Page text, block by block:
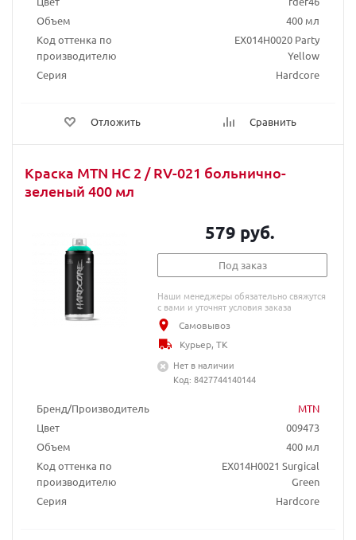
Объем
400 мл
Код оттенка по
производителю
EX014H0020 Party
Yellow
Серия
Hardcore
Отложить Сравнить
Краска MTN HC 2 / RV-021 больнично-
зеленый 400 мл
Бренд/Производитель
MTN
Цвет
009473
Объем
400 мл
Код оттенка по
производителю
EX014H0021 Surgical
Green
Серия
Hardcore
579 руб.
Под заказ
Наши менеджеры обязательно свяжутся
с вами и уточнят условия заказа
Самовывоз
Курьер, ТК
Нет в наличии
Код: 8427744140144